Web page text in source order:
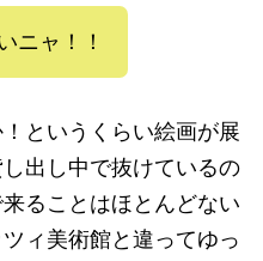
ニャ！！
というくらい絵画が展
出し中で抜けているの
ることはほとんどない
ィ美術館と違ってゆっ